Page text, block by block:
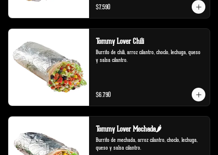
$7.590
Tommy Lover Chili
Burrito de chili, arroz cilantro, choclo, lechuga, queso
y salsa cilantro.
$6.790
Tommy Lover Mechada🌶️
Burrito de mechada, arroz cilantro, choclo, lechuga,
queso y salsa cilantro.